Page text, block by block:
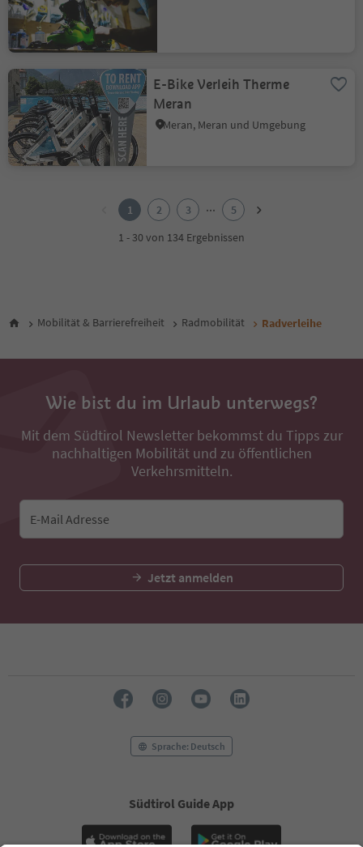
E-Bike Verleih Therme
Meran
Meran, Meran und Umgebung
1 2 3 ...
5
1 - 30 von 134 Ergebnissen
Mobilität & Barrierefreiheit Radmobilität Radverleihe
Wie bist du im Urlaub unterwegs?
Mit dem Südtirol Newsletter bekommst du Tipps zur
nachhaltigen Mobilität und zu öffentlichen
Verkehrsmitteln.
E-Mail Adresse
Jetzt anmelden
Sprache: Deutsch
Südtirol Guide App